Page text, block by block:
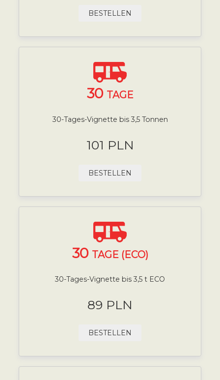
BESTELLEN
30 TAGE
30-Tages-Vignette bis 3,5 Tonnen
101 PLN
BESTELLEN
30 TAGE (ECO)
30-Tages-Vignette bis 3,5 t ECO
89 PLN
BESTELLEN